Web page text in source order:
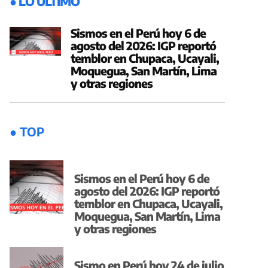
Sismos en el Perú hoy 6 de
agosto del 2026: IGP reportó
temblor en Chupaca, Ucayali,
Moquegua, San Martín, Lima
y otras regiones
● TOP
Sismos en el Perú hoy 6 de
agosto del 2026: IGP reportó
temblor en Chupaca, Ucayali,
Moquegua, San Martín, Lima
y otras regiones
Sismo en Perú hoy 24 de julio